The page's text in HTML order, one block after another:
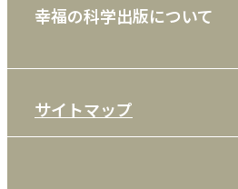
雑誌
CD
DVD・ブルーレイ
利用規約
特定商取引法
プライバシーポリシー
幸福の科学出版について
メディア・ライブラリー
サイトマップ